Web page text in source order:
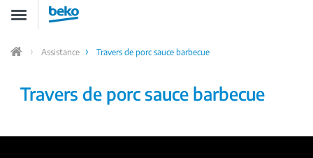
principal
Toggle
navigation
Home
Assistance Travers de porc sauce barbecue
Travers de porc sauce barbecue